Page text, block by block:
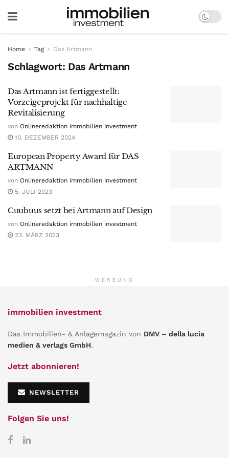
Home Tag Das Artmann
Schlagwort: Das Artmann
Das Artmann ist fertiggestellt:
Vorzeigeprojekt für nachhaltige
Revitalisierung
von Onlineredaktion immobilien investment
10. DEZEMBER 2024
European Property Award für DAS
ARTMANN
von Onlineredaktion immobilien investment
5. JULI 2023
Cuubuus setzt bei Artmann auf Design
von Onlineredaktion immobilien investment
23. MÄRZ 2023
WERBUNG
immobilien investment
Das Immobilien- & Anlagemagazin von DMV – della lucia
medien & verlags GmbH.
Jetzt abonnieren!
NEWSLETTER
Folgen Sie uns!